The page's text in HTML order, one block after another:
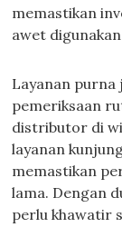
memastikan
awet
Layanan purna
pemeriksaan
distributor di
layanan
memastikan
lama. Dengan
perlu khawatir